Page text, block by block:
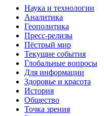
Наука и технологии
Аналитика
Геополитика
Пресс-релизы
Пёстрый мир
Текущие события
Глобальные вопросы
Для информации
Здоровье и красота
История
Общество
Точка зрения